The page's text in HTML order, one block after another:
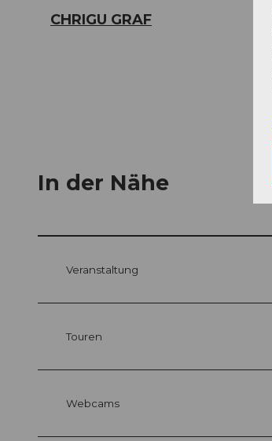
CHRIGU GRAF
In der Nähe
Veranstaltung
Touren
Webcams